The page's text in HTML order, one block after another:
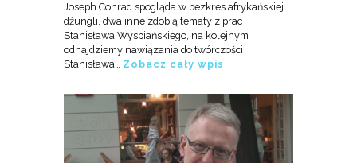
Joseph Conrad spogląda w bezkres afrykańskiej
dżungli, dwa inne zdobią tematy z prac
Stanisława Wyspiańskiego, na kolejnym
odnajdziemy nawiązania do twórczości
Stanisława… Zobacz cały wpis